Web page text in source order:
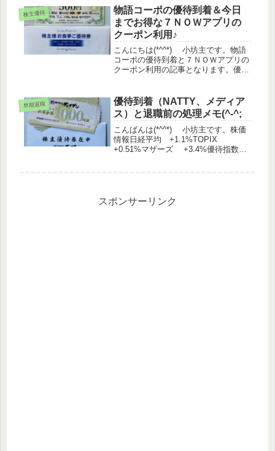
株主優待
物語コーポの優待到着＆今日
までお得な７ＮＯＷアプリの
クーポン利用♪
こんにちは(*^^*) 小坊主です。物語
コーポの優待到着と７ＮＯＷアプリの
クーポン利用の記事となります。優待
待券が届きました。100株以上 一律
で3500円分（500...
早期退職
優待到着（NATTY、メディア
ス）と退職前の処理メモ(^-^;
こんばんは(*^^*) 小坊主です。株価
情報日経平均 +1.1%TOPIX
+0.51%マザーズ +3.4%優待指数
スポンサーリンク